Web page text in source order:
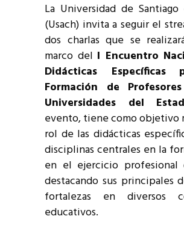
La Universidad de
(Usach) invita a seguir el
dos charlas que se
marco del I Encuentro
Didácticas Específicas
Formación de
Universidades del
evento, tiene como objetivo
rol de las didácticas
disciplinas centrales en la
en el ejercicio profesional
destacando sus principales
fortalezas en diversos
educativos.